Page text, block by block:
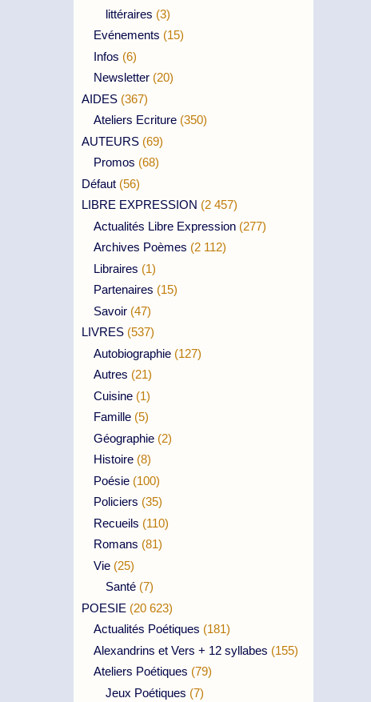
littéraires (3)
Evénements (15)
Infos (6)
Newsletter (20)
AIDES (367)
Ateliers Ecriture (350)
AUTEURS (69)
Promos (68)
Défaut (56)
LIBRE EXPRESSION (2 457)
Actualités Libre Expression (277)
Archives Poèmes (2 112)
Libraires (1)
Partenaires (15)
Savoir (47)
LIVRES (537)
Autobiographie (127)
Autres (21)
Cuisine (1)
Famille (5)
Géographie (2)
Histoire (8)
Poésie (100)
Policiers (35)
Recueils (110)
Romans (81)
Vie (25)
Santé (7)
POESIE (20 623)
Actualités Poétiques (181)
Alexandrins et Vers + 12 syllabes (155)
Ateliers Poétiques (79)
Jeux Poétiques (7)